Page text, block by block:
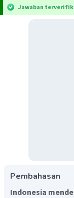
Jawaban
Pembahasan
Indonesia